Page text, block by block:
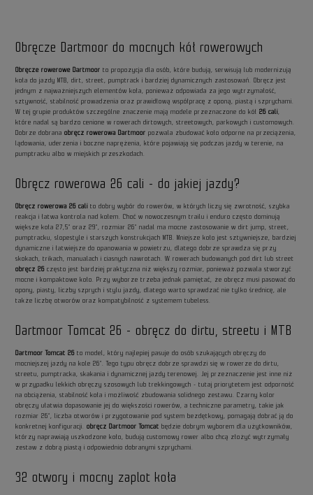
Obręcze Dartmoor do mocnych kół rowerowych
Obręcze rowerowe Dartmoor to propozycja dla osób, które budują, serwisują lub modernizują
koła do jazdy MTB, dirt, street, pumptrack i bardziej dynamicznych zastosowań. Obręcz jest
jednym z najważniejszych elementów koła, ponieważ odpowiada za jego wytrzymałość,
sztywność, stabilność prowadzenia oraz prawidłową współpracę z oponą, piastą i szprychami.
W tej grupie produktów szczególne znaczenie mają modele przeznaczone do kół26 cali,
które nadal są bardzo cenione w rowerach dirtowych, streetowych, parkowych i customowych.
Dobrze dobranaobręcz rowerowa Dartmoor pozwala zbudować koło odporne na przeciążenia,
lądowania, uderzenia i boczne naprężenia, które pojawiają się podczas jazdy w terenie, na
pumptracku albo w miejskich przeszkodach.
Obręcz rowerowa 26 cali - do jakiej jazdy?
Obręcz rowerowa 26 cali to dobry wybór do rowerów, w których liczy się zwrotność, szybka
reakcja i łatwa kontrola nad kołem. Choć w nowoczesnym trailu i enduro często dominują
większe koła 27,5” oraz 29”, rozmiar 26” nadal ma mocne zastosowanie w dirt jump, street,
pumptracku, slopestyle i starszych konstrukcjach MTB. Mniejsze koło jest sztywniejsze, bardziej
dynamiczne i łatwiejsze do opanowania w powietrzu, dlatego dobrze sprawdza się przy
skokach, trikach, manualach i ciasnych nawrotach. W rowerach budowanych pod dirt lub street
obręcz 26 często jest bardziej praktyczna niż większy rozmiar, ponieważ pozwala stworzyć
mocne i kompaktowe koło. Przy wyborze trzeba jednak pamiętać, że obręcz musi pasować do
opony, piasty, liczby szprych i stylu jazdy, dlatego warto sprawdzać nie tylko średnicę, ale
także liczbę otworów oraz kompatybilność z systemem tubeless.
Dartmoor Tomcat 26 - obręcz do dirtu, streetu i MTB
Dartmoor Tomcat 26 to model, który najlepiej pasuje do osób szukających obręczy do
mocniejszej jazdy na kole 26”. Tego typu obręcz dobrze sprawdzi się w rowerze do dirtu,
streetu, pumptracka, skakania i dynamicznej jazdy terenowej. Jej przeznaczenie jest inne niż
w przypadku lekkich obręczy szosowych lub trekkingowych - tutaj priorytetem jest odporność
na obciążenia, stabilność koła i możliwość zbudowania solidnego zestawu. Czarny kolor
obręczy ułatwia dopasowanie jej do większości rowerów, a techniczne parametry, takie jak
rozmiar 26”, liczba otworów i przygotowanie pod system bezdętkowy, pomagają dobrać ją do
konkretnej konfiguracji.obręcz Dartmoor Tomcat będzie dobrym wyborem dla użytkowników,
którzy naprawiają uszkodzone koło, budują customowy rower albo chcą złożyć wytrzymały
zestaw z dobrą piastą i odpowiednio dobranymi szprychami.
32 otwory i mocny zaplot koła